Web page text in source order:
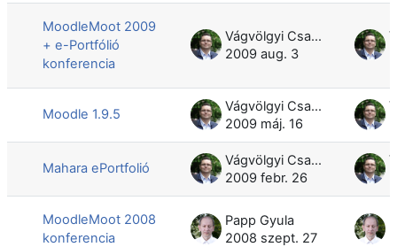
MoodleMoot 2009
+ e-Portfólió
konferencia
Vágvölgyi Csaba
2009 aug. 3
Moodle 1.9.5
Vágvölgyi Csaba
2009 máj. 16
Mahara ePortfolió
Vágvölgyi Csaba
2009 febr. 26
MoodleMoot 2008
konferencia
Papp Gyula
2008 szept. 27